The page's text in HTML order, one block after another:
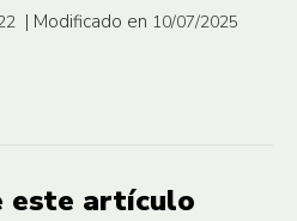
| Modificado en 10/07/2025
este artículo